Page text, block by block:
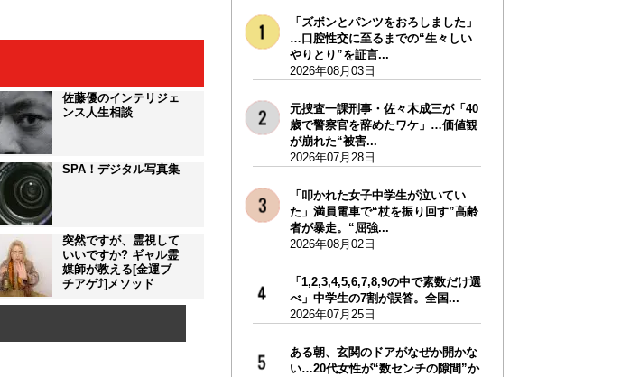
佐藤優のインテリジェ
ンス人生相談
SPA！デジタル写真集
突然ですが、霊視して
いいですか? ギャル霊
媒師が教える[金運ブ
チアゲ⤴]メソッド
「ズボンとパンツをおろしました」
…口腔性交に至るまでの“生々しい
やりとり”を証言...
2026年08月03日
元捜査一課刑事・佐々木成三が「40
歳で警察官を辞めたワケ」…価値観
が崩れた“被害...
2026年07月28日
「叩かれた女子中学生が泣いてい
た」満員電車で“杖を振り回す”高齢
者が暴走。“屈強...
2026年08月02日
「1,2,3,4,5,6,7,8,9の中で素数だけ選
べ」中学生の7割が誤答。全国...
2026年07月25日
ある朝、玄関のドアがなぜか開かな
い…20代女性が“数センチの隙間”か